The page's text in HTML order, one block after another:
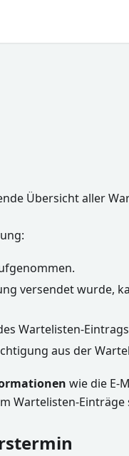
Übersicht aller
versendet wurde,
Wartelisten-
aus der
wie die E-
Wartelisten-